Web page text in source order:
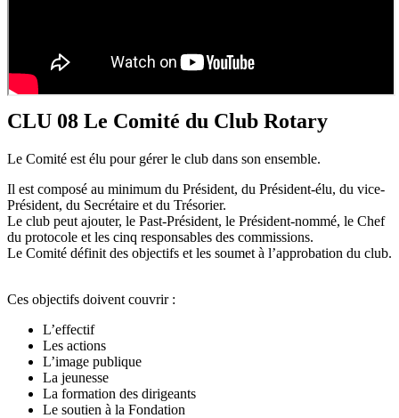
CLU 08 Le Comité du Club Rotary
Le Comité est élu pour gérer le club dans son ensemble.
Il est composé au minimum du Président, du Président-élu, du vice-
Président, du Secrétaire et du Trésorier.
Le club peut ajouter, le Past-Président, le Président-nommé, le Chef
du protocole et les cinq responsables des commissions.
Le Comité définit des objectifs et les soumet à l’approbation du club.
Ces objectifs doivent couvrir :
L’effectif
Les actions
L’image publique
La jeunesse
La formation des dirigeants
Le soutien à la Fondation